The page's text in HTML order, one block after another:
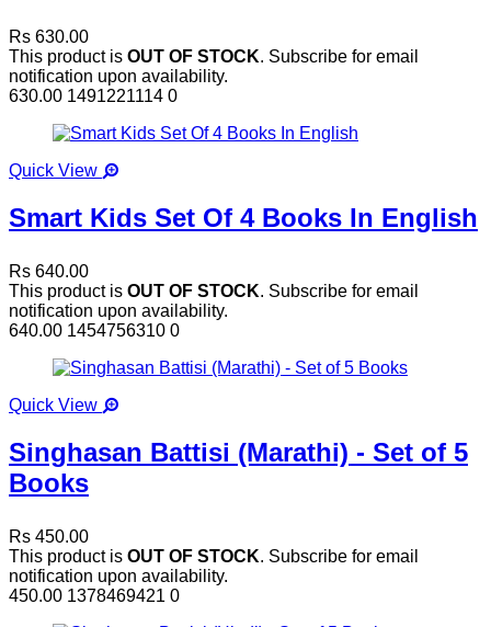
Rs 630.00
This product is OUT OF STOCK. Subscribe for email
notification upon availability.
630.00 1491221114 0
Quick View
Smart Kids Set Of 4 Books In English
Rs 640.00
This product is OUT OF STOCK. Subscribe for email
notification upon availability.
640.00 1454756310 0
Quick View
Singhasan Battisi (Marathi) - Set of 5
Books
Rs 450.00
This product is OUT OF STOCK. Subscribe for email
notification upon availability.
450.00 1378469421 0